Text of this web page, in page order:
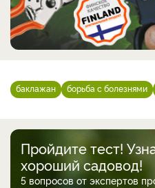
баклажан борьба с болезнями
Пройдите тест!
хороший садовод!
5 вопросов от экспертов